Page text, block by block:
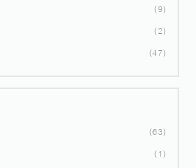
9
2
47
63
1